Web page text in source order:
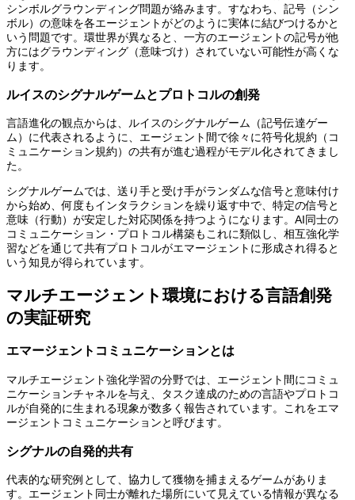
シンボルグラウンディング問題が絡みます。すなわち、記号（シン
ボル）の意味を各エージェントがどのように実体に結びつけるかと
いう問題です。環世界が異なると、一方のエージェントの記号が他
方にはグラウンディング（意味づけ）されていない可能性が高くな
ります。
ルイスのシグナルゲームとプロトコルの創発
言語進化の観点からは、ルイスのシグナルゲーム（記号伝達ゲー
ム）に代表されるように、エージェント間で徐々に符号化規約（コ
ミュニケーション規約）の共有が進む過程がモデル化されてきまし
た。
シグナルゲームでは、送り手と受け手がランダムな信号と意味付け
から始め、何度もインタラクションを繰り返す中で、特定の信号と
意味（行動）が安定した対応関係を持つようになります。AI同士の
コミュニケーション・プロトコル構築もこれに類似し、相互強化学
習などを通じて共有プロトコルがエマージェントに形成され得ると
いう知見が得られています。
マルチエージェント環境における言語創発
の実証研究
エマージェントコミュニケーションとは
マルチエージェント強化学習の分野では、エージェント間にコミュ
ニケーションチャネルを与え、タスク達成のための言語やプロトコ
ルが自発的に生まれる現象が数多く報告されています。これをエマ
ージェントコミュニケーションと呼びます。
シグナルの自発的共有
代表的な研究例として、協力して獲物を捕まえるゲームがありま
す。エージェント同士が離れた場所にいて見えている情報が異なる